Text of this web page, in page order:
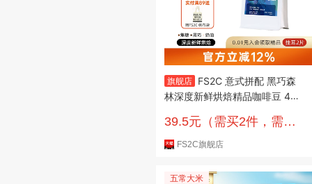
旗舰店
FS2C 意式拼配 黑巧森
林深度新鲜烘焙精品咖啡豆 450
39.5元（需买2件，需用
FS2C旗舰店
五常大米